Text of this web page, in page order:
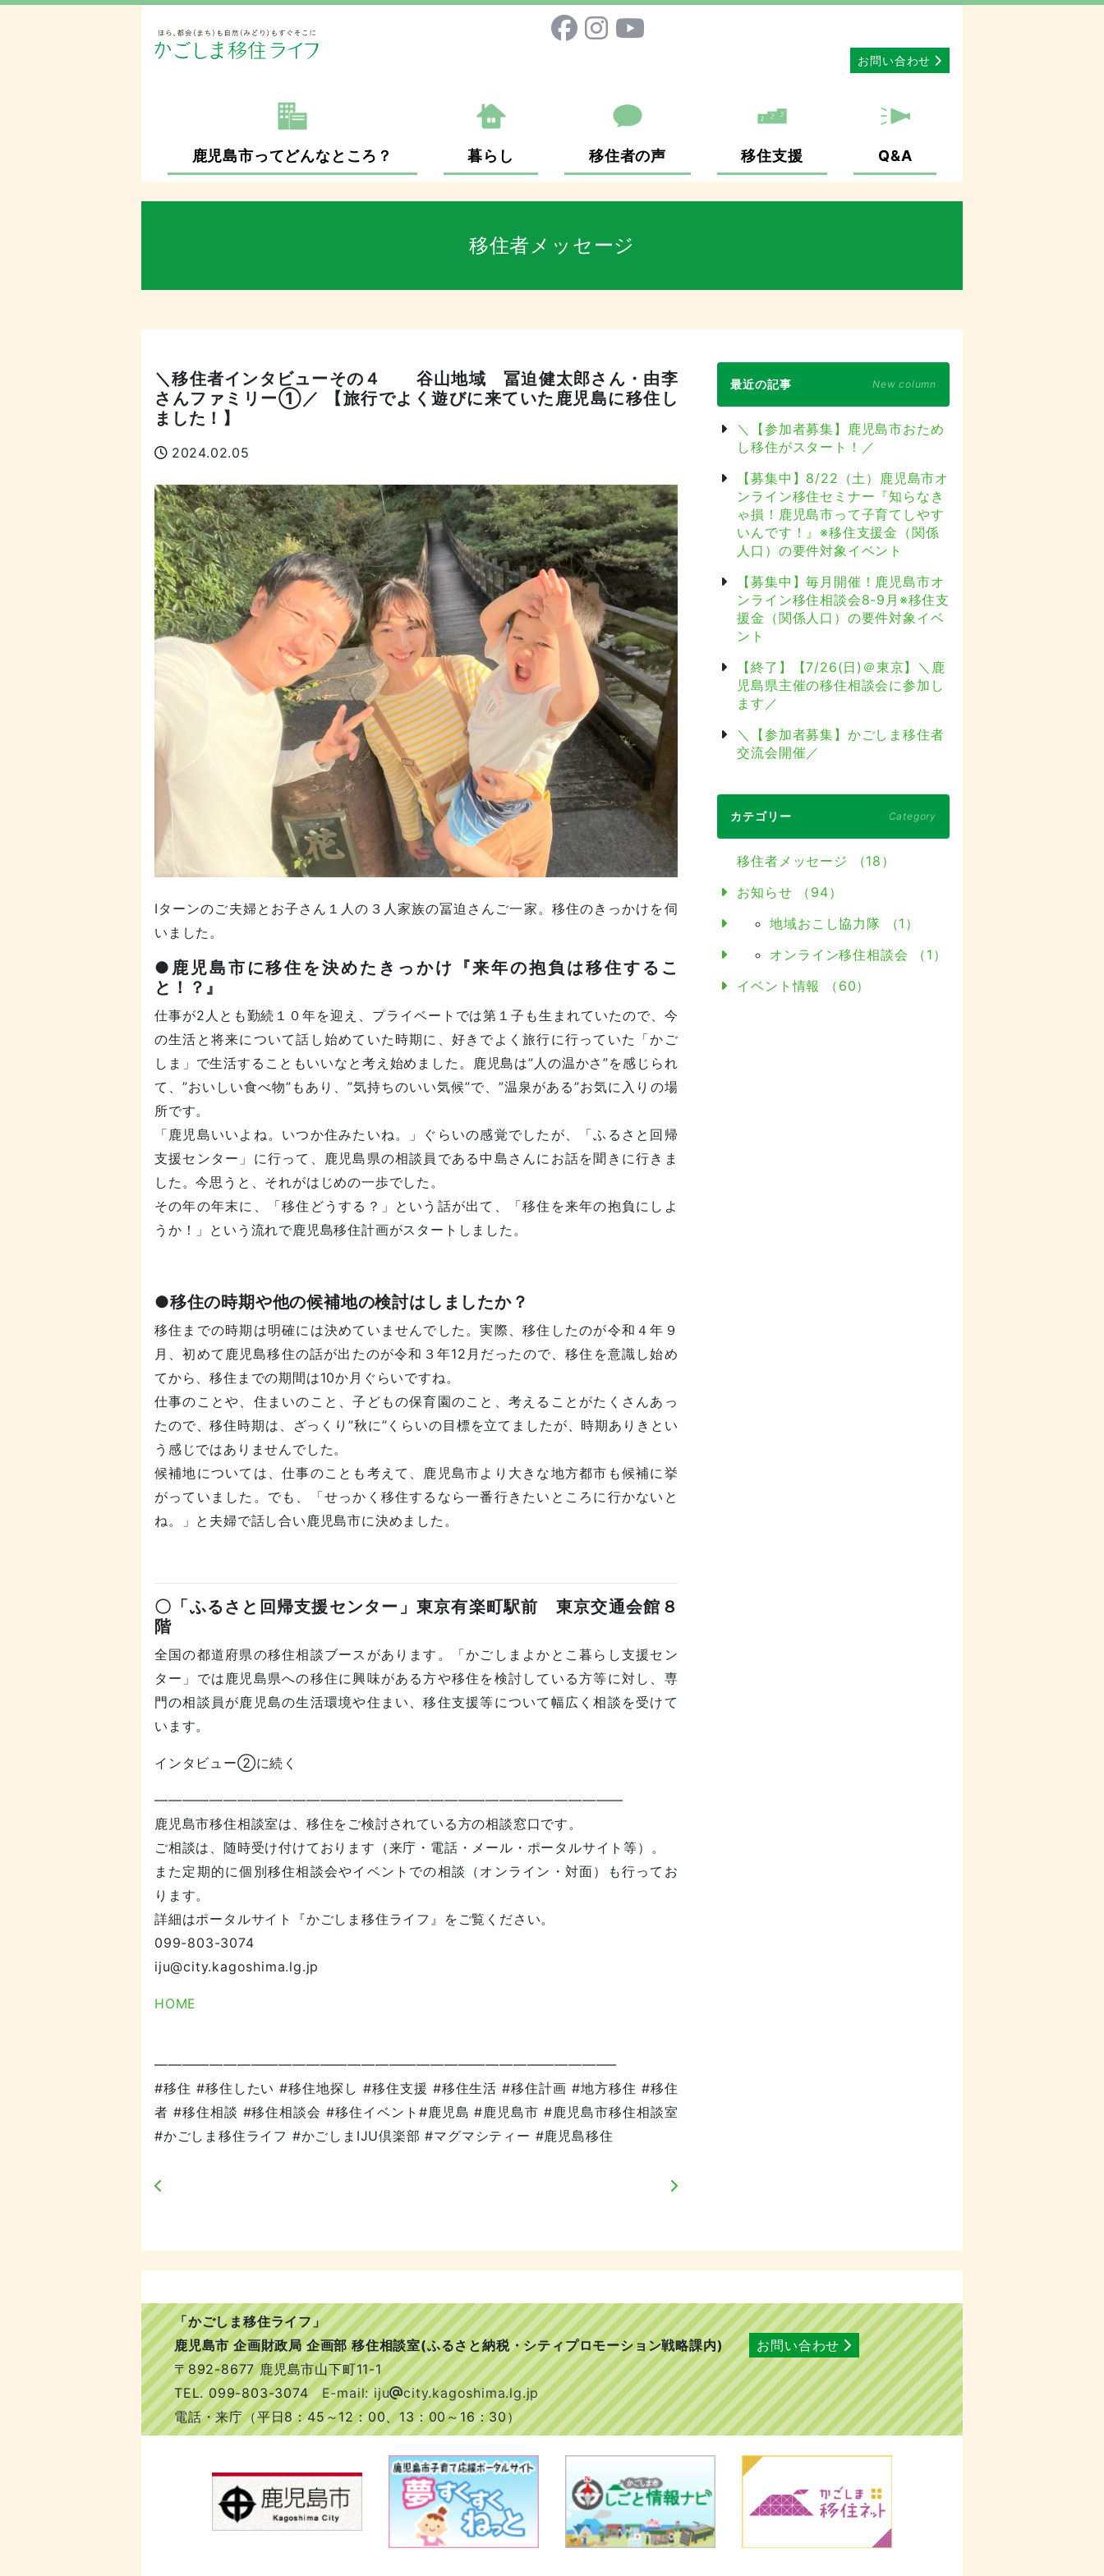
お問い合わせ
鹿児島市ってどんなところ？ 暮らし 移住者の声 移住支援 Q&A
移住者メッセージ
＼移住者インタビューその４ 谷山地域 冨迫健太郎さん・由李
さんファミリー①／ 【旅行でよく遊びに来ていた鹿児島に移住し
ました！】
2024.02.05
Iターンのご夫婦とお子さん１人の３人家族の冨迫さんご一家。移住のきっかけを伺
いました。
●鹿児島市に移住を決めたきっかけ『来年の抱負は移住するこ
と！？』
仕事が2人とも勤続１０年を迎え、プライベートでは第１子も生まれていたので、今
の生活と将来について話し始めていた時期に、好きでよく旅行に行っていた「かご
しま」で生活することもいいなと考え始めました。鹿児島は”人の温かさ”を感じられ
て、”おいしい食べ物”もあり、”気持ちのいい気候”で、”温泉がある”お気に入りの場
所です。
「鹿児島いいよね。いつか住みたいね。」ぐらいの感覚でしたが、「ふるさと回帰
支援センター」に行って、鹿児島県の相談員である中島さんにお話を聞きに行きま
した。今思うと、それがはじめの一歩でした。
その年の年末に、「移住どうする？」という話が出て、「移住を来年の抱負にしよ
うか！」という流れで鹿児島移住計画がスタートしました。
●移住の時期や他の候補地の検討はしましたか？
移住までの時期は明確には決めていませんでした。実際、移住したのが令和４年９
月、初めて鹿児島移住の話が出たのが令和３年12月だったので、移住を意識し始め
てから、移住までの期間は10か月ぐらいですね。
仕事のことや、住まいのこと、子どもの保育園のこと、考えることがたくさんあっ
たので、移住時期は、ざっくり”秋に”くらいの目標を立てましたが、時期ありきとい
う感じではありませんでした。
候補地については、仕事のことも考えて、鹿児島市より大きな地方都市も候補に挙
がっていました。でも、「せっかく移住するなら一番行きたいところに行かないと
ね。」と夫婦で話し合い鹿児島市に決めました。
〇「ふるさと回帰支援センター」東京有楽町駅前 東京交通会館８
階
全国の都道府県の移住相談ブースがあります。「かごしまよかとこ暮らし支援セン
ター」では鹿児島県への移住に興味がある方や移住を検討している方等に対し、専
門の相談員が鹿児島の生活環境や住まい、移住支援等について幅広く相談を受けて
います。
インタビュー②に続く
——————————————————————————————————
鹿児島市移住相談室は、移住をご検討されている方の相談窓口です。
ご相談は、随時受け付けております（来庁・電話・メール・ポータルサイト等）。
また定期的に個別移住相談会やイベントでの相談（オンライン・対面）も行ってお
ります。
詳細はポータルサイト『かごしま移住ライフ』をご覧ください。
099-803-3074
iju@city.kagoshima.lg.jp
HOME
—————————————————————————————————–
#移住 #移住したい #移住地探し #移住支援 #移住生活 #移住計画 #地方移住 #移住
者 #移住相談 #移住相談会 #移住イベント#鹿児島 #鹿児島市 #鹿児島市移住相談室
#かごしま移住ライフ #かごしまIJU倶楽部 #マグマシティー #鹿児島移住
最近の記事 New column
＼【参加者募集】鹿児島市おため
し移住がスタート！／
【募集中】8/22（土）鹿児島市オ
ンライン移住セミナー『知らなき
ゃ損！鹿児島市って子育てしやす
いんです！』※移住支援金（関係
人口）の要件対象イベント
【募集中】毎月開催！鹿児島市オ
ンライン移住相談会8-9月※移住支
援金（関係人口）の要件対象イベ
ント
【終了】【7/26(日)＠東京】＼鹿
児島県主催の移住相談会に参加し
ます／
＼【参加者募集】かごしま移住者
交流会開催／
カテゴリー Category
移住者メッセージ （18）
お知らせ （94）
地域おこし協力隊 （1）
オンライン移住相談会 （1）
イベント情報 （60）
「かごしま移住ライフ」
鹿児島市 企画財政局 企画部 移住相談室(ふるさと納税・シティプロモーション戦略課内)
〒892-8677 鹿児島市山下町11-1
TEL.099-803-3074 E-mail: iju
city.kagoshima.lg.jp
電話・来庁（平日8：45～12：00、13：00～16：30）
お問い合わせ